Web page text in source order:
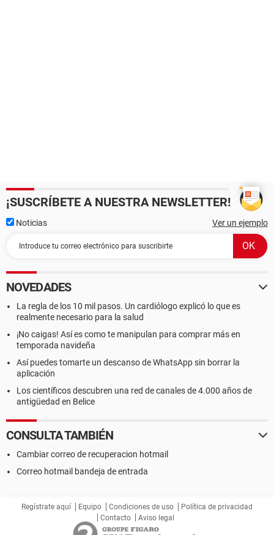
¡SUSCRÍBETE A NUESTRA NEWSLETTER!
Noticias Ver un ejemplo
NOVEDADES
La regla de los 10 mil pasos. Un cardiólogo explicó lo que es
realmente necesario para la salud
¡No caigas! Así es como te manipulan para comprar más en
temporada navideña
Así puedes tomarte un descanso de WhatsApp sin borrar la
aplicación
Los científicos descubren una red de canales de 4.000 años de
antigüedad en Belice
CONSULTA TAMBIÉN
Cambiar correo de recuperacion hotmail
Correo hotmail bandeja de entrada
Regístrate aquí Equipo Condiciones de uso
Política de privacidad
Contacto
Aviso legal